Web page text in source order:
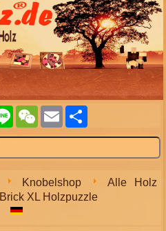
Line WeChatEmail
Knobelshop
Alle Holz
XL Holzpuzzle